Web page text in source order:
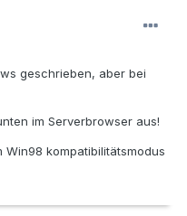
geschrieben, aber bei
im Serverbrowser aus!
kompatibilitätsmodus